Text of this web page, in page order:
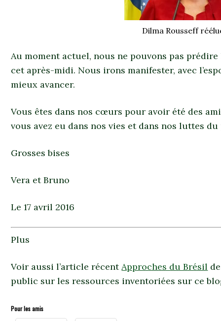
Dilma Rousseff
Au moment actuel, nous ne pouvons pas
cet après-midi. Nous irons manifester, avec
mieux avancer.
Vous êtes dans nos cœurs pour avoir été des
vous avez eu dans nos vies et dans nos luttes du
Grosses bises
Vera et Bruno
Le 17 avril 2016
Plus
Voir aussi l’article récentApproches du Brésil
public sur les ressources inventoriées sur ce
Pour les amis